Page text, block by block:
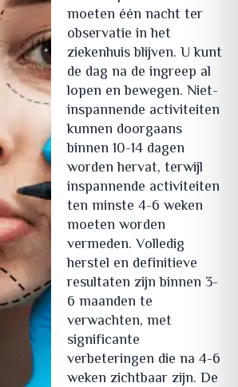
moeten één nacht ter
observatie in het
ziekenhuis blijven. U kunt
de dag na de ingreep al
lopen en bewegen. Niet-
inspannende activiteiten
kunnen doorgaans
binnen 10-14 dagen
worden hervat, terwijl
inspannende activiteiten
ten minste 4-6 weken
moeten worden
vermeden. Volledig
herstel en definitieve
resultaten zijn binnen 3-
6 maanden te
verwachten, met
significante
verbeteringen die na 4-6
weken zichtbaar zijn. De